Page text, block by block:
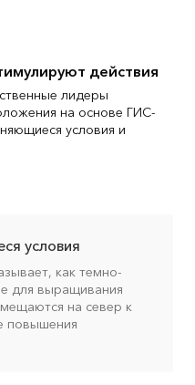
действия
лидеры
на основе ГИС-
условия и
условия
как темно-
для выращивания
на север к
повышения